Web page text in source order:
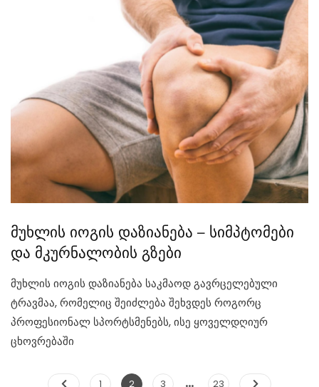
მუხლის იოგის დაზიანება – სიმპტომები
და მკურნალობის გზები
მუხლის იოგის დაზიანება საკმაოდ გავრცელებული
ტრავმაა, რომელიც შეიძლება შეხვდეს როგორც
პროფესიონალ სპორტსმენებს, ისე ყოველდღიურ
ცხოვრებაში
Posts
Page
1 Page
2 Page
3 … Page
23